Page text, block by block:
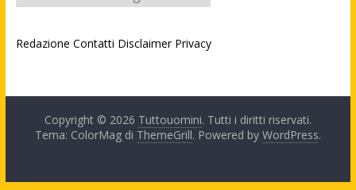
Redazione Contatti Disclaimer Privacy
Copyright © 2026 Tuttouomini. Tutti i diritti riservati.
Tema: ColorMag di ThemeGrill. Powered by WordPress.